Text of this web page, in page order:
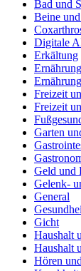
Bad und
Beine
Digitale
Erkältung
Ernährung
Freizeit
Freizeit
Garten
Geld und
Gelenk-
General
Gicht
Haushalt
Haushalt
Hören